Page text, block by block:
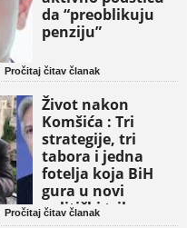
da “preoblikuju
penziju”
Pročitaj čitav članak
Život nakon
Komšića : Tri
strategije, tri
tabora i jedna
fotelja koja BiH
gura u novi
politički triler
Pročitaj čitav članak